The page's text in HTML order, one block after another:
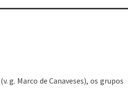
g. Marco de Canaveses), os grupos